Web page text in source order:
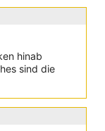
hinab
sind die